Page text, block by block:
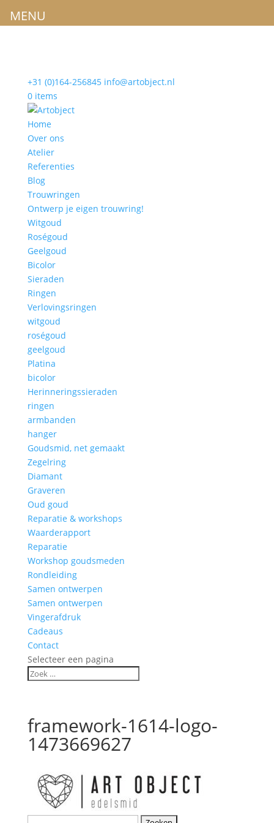
+31 (0)164-256845 info@artobject.nl
0 items
Home
Over ons
Atelier
Referenties
Blog
Trouwringen
Ontwerp je eigen trouwring!
Witgoud
Roségoud
Geelgoud
Bicolor
Sieraden
Ringen
Verlovingsringen
witgoud
roségoud
geelgoud
Platina
bicolor
Herinneringssieraden
ringen
armbanden
hanger
Goudsmid, net gemaakt
Zegelring
Diamant
Graveren
Oud goud
Reparatie & workshops
Waarderapport
Reparatie
Workshop goudsmeden
Rondleiding
Samen ontwerpen
Samen ontwerpen
Vingerafdruk
Cadeaus
Contact
Selecteer een pagina
framework-1614-logo-
1473669627
MENU